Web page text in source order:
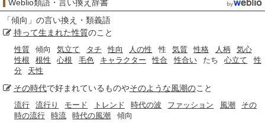
Weblio類語・言い換え辞書
「傾向 」の言い換え・類義語
持って生まれた性質のこと
性質 傾向 気立て タチ 性向 人の性 性 気質 性格 人柄
気心
性根
根性 心根 毛色 キャラクター 性合 性合い たち 心立て
性
分
天性
その時代で好まれているものやそのような風潮のこと
流行 流行り モード トレンド 時代の波 ファッション 風潮
その
時の流行
時流 時代の風潮 傾向